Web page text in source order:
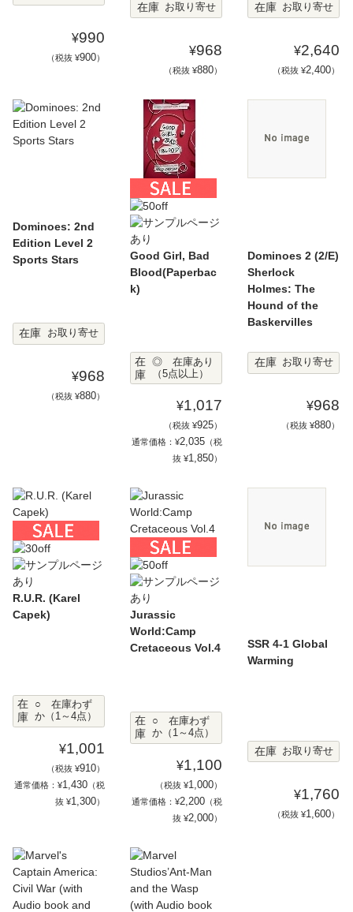
¥990
（税抜 ¥900）
在庫 お取り寄せ
¥968
（税抜 ¥880）
在庫 お取り寄せ
¥2,640
（税抜 ¥2,400）
Dominoes: 2nd
Edition Level 2
Sports Stars
在庫 お取り寄せ
¥968
（税抜 ¥880）
Good Girl, Bad
Blood(Paperbac
k)
在
庫
◎ 在庫あり
（5点以上）
¥1,017
（税抜 ¥925）
通常価格：¥2,035（税
抜 ¥1,850）
Dominoes 2 (2/E)
Sherlock
Holmes: The
Hound of the
Baskervilles
在庫 お取り寄せ
¥968
（税抜 ¥880）
R.U.R. (Karel
Capek)
在
庫
○ 在庫わず
か（1～4点）
¥1,001
（税抜 ¥910）
通常価格：¥1,430（税
抜 ¥1,300）
Jurassic
World:Camp
Cretaceous Vol.4
在
庫
○ 在庫わず
か（1～4点）
¥1,100
（税抜 ¥1,000）
通常価格：¥2,200（税
抜 ¥2,000）
SSR 4-1 Global
Warming
在庫 お取り寄せ
¥1,760
（税抜 ¥1,600）